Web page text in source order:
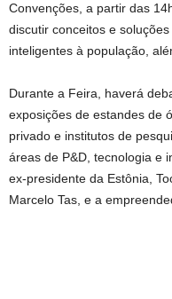
Convenções, a partir das
discutir conceitos e
inteligentes à população,
Durante a Feira, haverá
exposições de estandes de
privado e institutos de
áreas de P&D, tecnologia e
ex-presidente da Estônia,
Marcelo Tas, e a